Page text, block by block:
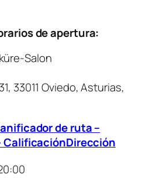
de apertura:
Salon
33011 Oviedo, Asturias,
de ruta –
CalificaciónDirección